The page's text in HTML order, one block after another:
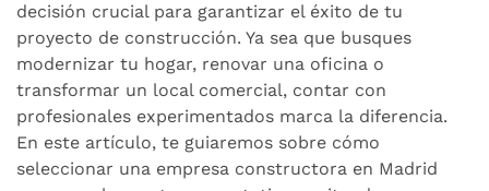
elegir
la
mejor
constructora
decisión crucial para garantizar el éxito de tu
proyecto de construcción. Ya sea que busques
modernizar tu hogar, renovar una oficina o
transformar un local comercial, contar con
profesionales experimentados marca la diferencia.
En este artículo, te guiaremos sobre cómo
seleccionar una empresa constructora en Madrid